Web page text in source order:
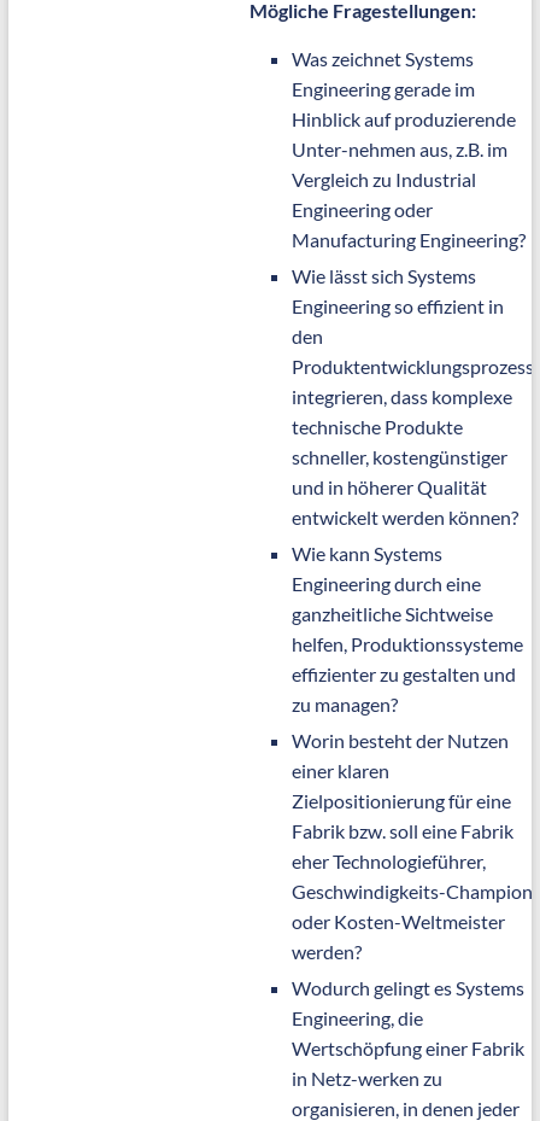
Mögliche Fragestellungen:
Was zeichnet Systems
Engineering gerade im
Hinblick auf produzierende
Unter-nehmen aus, z.B. im
Vergleich zu Industrial
Engineering oder
Manufacturing Engineering?
Wie lässt sich Systems
Engineering so effizient in
den
Produktentwicklungsprozess
integrieren, dass komplexe
technische Produkte
schneller, kostengünstiger
und in höherer Qualität
entwickelt werden können?
Wie kann Systems
Engineering durch eine
ganzheitliche Sichtweise
helfen, Produktionssysteme
effizienter zu gestalten und
zu managen?
Worin besteht der Nutzen
einer klaren
Zielpositionierung für eine
Fabrik bzw. soll eine Fabrik
eher Technologieführer,
Geschwindigkeits-Champion
oder Kosten-Weltmeister
werden?
Wodurch gelingt es Systems
Engineering, die
Wertschöpfung einer Fabrik
in Netz-werken zu
organisieren, in denen jeder